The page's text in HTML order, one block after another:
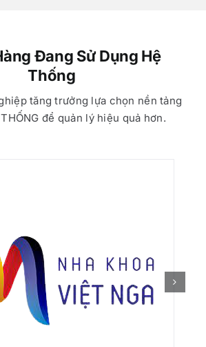
Đang Sử Dụng Hệ
Thống
tăng trưởng lựa chọn nền tảng
để quản lý hiệu quả hơn.